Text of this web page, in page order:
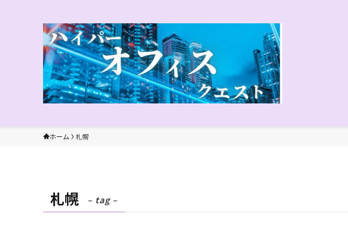
ホーム 札幌
札幌 – tag –